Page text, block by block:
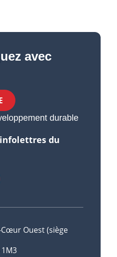
avec
durable
du
Ouest (siège
1M3